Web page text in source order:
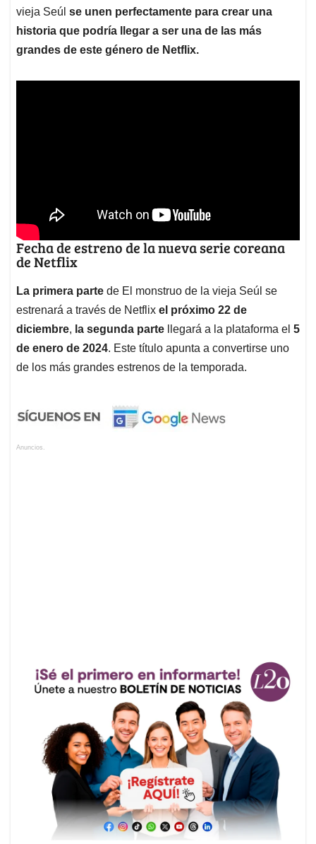
vieja Seúl se unen perfectamente para crear una
historia que podría llegar a ser una de las más
grandes de este género de Netflix.
Fecha de estreno de la nueva serie coreana
de Netflix
La primera parte de El monstruo de la vieja Seúl se
estrenará a través de Netflix el próximo 22 de
diciembre, la segunda parte llegará a la plataforma el 5
de enero de 2024. Este título apunta a convertirse uno
de los más grandes estrenos de la temporada.
Anuncios.